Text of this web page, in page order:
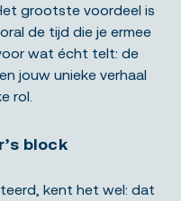
grootste voordeel is
de tijd die je ermee
wat écht telt: de
jouw unieke verhaal
rol.
block
kent het wel: dat